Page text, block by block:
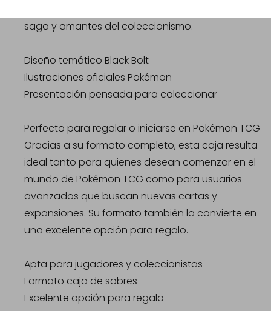
saga y amantes del coleccionismo.
Diseño temático Black Bolt
Ilustraciones oficiales Pokémon
Presentación pensada para coleccionar
Perfecto para regalar o iniciarse en Pokémon TCG
Gracias a su formato completo, esta caja resulta
ideal tanto para quienes desean comenzar en el
mundo de Pokémon TCG como para usuarios
avanzados que buscan nuevas cartas y
expansiones. Su formato también la convierte en
una excelente opción para regalo.
Apta para jugadores y coleccionistas
Formato caja de sobres
Excelente opción para regalo